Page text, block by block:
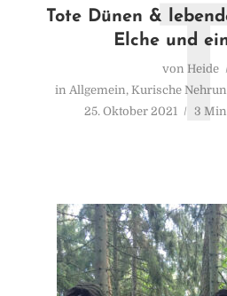
Tote Dünen &
Elche und
von Heide
in Allgemein, Kurische
25. Oktober 2021
3